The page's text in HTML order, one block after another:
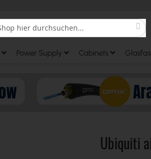
Power Supply Cabinets
Ubiquiti